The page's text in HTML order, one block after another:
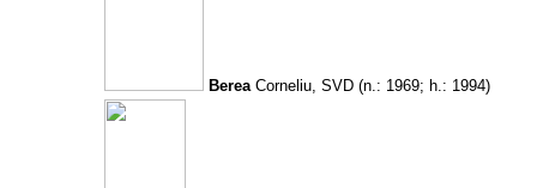
BereaCorneliu, SVD (n.: 1969; h.: 1994)